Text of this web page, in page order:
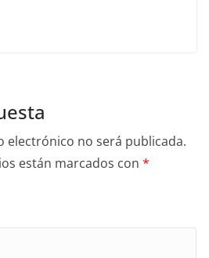
electrónico no será publicada.
están marcados con *